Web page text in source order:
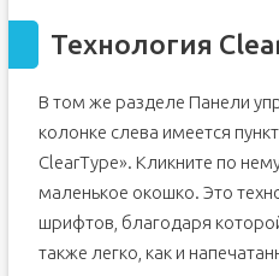
Технология
В том же разделе Панели
колонке слева имеется
ClearType». Кликните по
маленькое окошко. Это
шрифтов, благодаря
также легко, как и